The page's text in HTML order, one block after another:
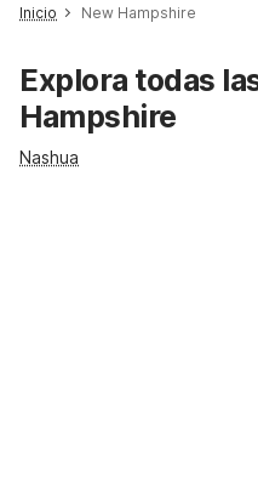
Inicio New Hampshire
Explora todas
Hampshire
Nashua